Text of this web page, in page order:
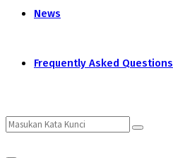
News
Frequently Asked Questions
Search
Search